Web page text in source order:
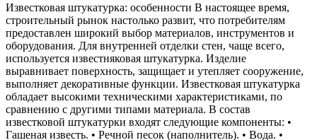
Известковая штукатурка: особенности В настоящее время,
строительный рынок настолько развит, что потребителям
предоставлен широкий выбор материалов, инструментов и
оборудования. Для внутренней отделки стен, чаще всего,
используется известняковая штукатурка. Изделие
выравнивает поверхность, защищает и утепляет сооружение,
выполняет декоративные функции. Известковая штукатурка
обладает высокими техническими характеристиками, по
сравнению с другими типами материала. В состав
известковой штукатурки входят следующие компоненты: •
Гашеная известь. • Речной песок (наполнитель). • Вода. •